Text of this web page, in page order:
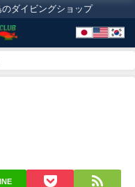
ダイビングショップ